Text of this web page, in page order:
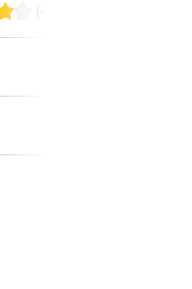
(41)